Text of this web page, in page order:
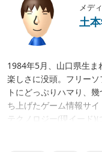
メデ
土
1984年5月、山口県生ま
楽しさに没頭。フリー
トにどっぷりハマり、
ち上げたゲーム情報サ
テクノロジー(現イード
メディア運営、クロス